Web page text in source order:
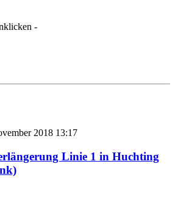
-
2018 13:17
Linie 1 in Huchting